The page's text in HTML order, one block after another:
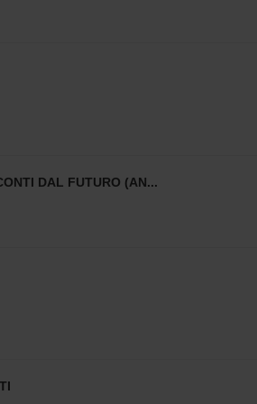
DAL FUTURO (AN...